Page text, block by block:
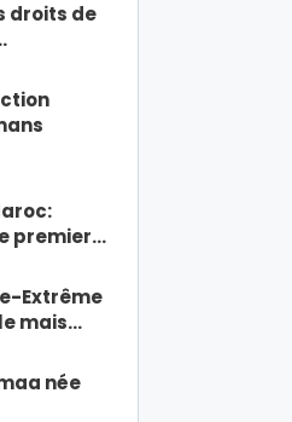
droits de
premier…
Extrême
mais…
née